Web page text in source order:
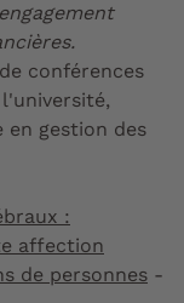
conférences
gestion des
:
affection
de personnes -